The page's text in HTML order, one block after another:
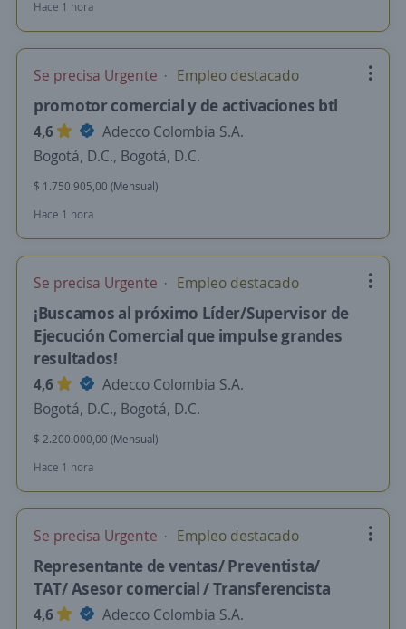
Hace 1 hora
Se precisa Urgente Empleo destacado
promotor comercial y de activaciones btl
4,6
Adecco Colombia S.A.
Bogotá, D.C., Bogotá, D.C.
$ 1.750.905,00 (Mensual)
Hace 1 hora
Se precisa Urgente Empleo destacado
¡Buscamos al próximo Líder/Supervisor de
Ejecución Comercial que impulse grandes
resultados!
4,6
Adecco Colombia S.A.
Bogotá, D.C., Bogotá, D.C.
$ 2.200.000,00 (Mensual)
Hace 1 hora
Se precisa Urgente Empleo destacado
Representante de ventas/ Preventista/
TAT/ Asesor comercial / Transferencista
4,6
Adecco Colombia S.A.